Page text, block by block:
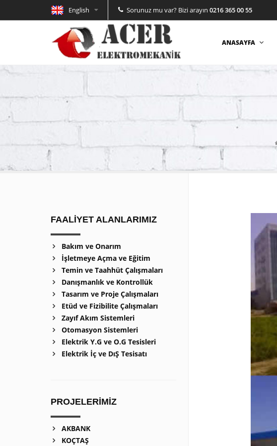
English Sorunuz mu var? Bizi arayın 0216 365 00 55
ANASAYFA
FAALİYET ALANLARIMIZ
Bakım ve Onarım
İşletmeye Açma ve Eğitim
Temin ve Taahhüt Çalışmaları
Danışmanlık ve Kontrollük
Tasarım ve Proje Çalışmaları
Etüd ve Fizibilite Çalışmaları
Zayıf Akım Sistemleri
Otomasyon Sistemleri
Elektrik Y.G ve O.G Tesisleri
Elektrik İç ve DıŞ Tesisatı
PROJELERİMİZ
AKBANK
KOÇTAŞ